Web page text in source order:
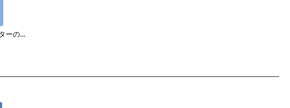
使い捨てライターのイラスト